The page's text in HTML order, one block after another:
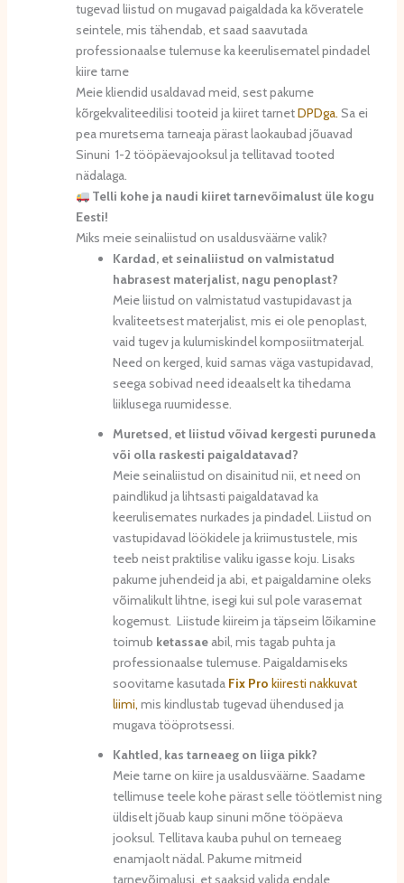
tugevad liistud on mugavad paigaldada ka kõveratele
seintele, mis tähendab, et saad saavutada
professionaalse tulemuse ka keerulisematel pindadel
kiire tarne
Meie kliendid usaldavad meid, sest pakume
kõrgekvaliteedilisi tooteid ja kiiret tarnetDPDga. Sa ei
pea muretsema tarneaja pärast laokaubad jõuavad
Sinuni 1-2 tööpäevajooksul ja tellitavad tooted
nädalaga.
Telli kohe ja naudi kiiret tarnevõimalust üle kogu
Eesti!
Miks meie seinaliistud on usaldusväärne valik?
Kardad, et seinaliistud on valmistatud
habrasest materjalist, nagu penoplast?
Meie liistud on valmistatud vastupidavast ja
kvaliteetsest materjalist, mis ei ole penoplast,
vaid tugev ja kulumiskindel komposiitmaterjal.
Need on kerged, kuid samas väga vastupidavad,
seega sobivad need ideaalselt ka tihedama
liiklusega ruumidesse.
Muretsed, et liistud võivad kergesti puruneda
või olla raskesti paigaldatavad?
Meie seinaliistud on disainitud nii, et need on
paindlikud ja lihtsasti paigaldatavad ka
keerulisemates nurkades ja pindadel. Liistud on
vastupidavad löökidele ja kriimustustele, mis
teeb neist praktilise valiku igasse koju. Lisaks
pakume juhendeid ja abi, et paigaldamine oleks
võimalikult lihtne, isegi kui sul pole varasemat
kogemust. Liistude kiireim ja täpseim lõikamine
toimub ketassaeabil, mis tagab puhta ja
professionaalse tulemuse. Paigaldamiseks
soovitame kasutada Fix Pro kiiresti nakkuvat
liimi, mis kindlustab tugevad ühendused ja
mugava tööprotsessi.
Kahtled, kas tarneaeg on liiga pikk?
Meie tarne on kiire ja usaldusväärne. Saadame
tellimuse teele kohe pärast selle töötlemist ning
üldiselt jõuab kaup sinuni mõne tööpäeva
jooksul. Tellitava kauba puhul on terneaeg
enamjaolt nädal. Pakume mitmeid
tarnevõimalusi, et saaksid valida endale